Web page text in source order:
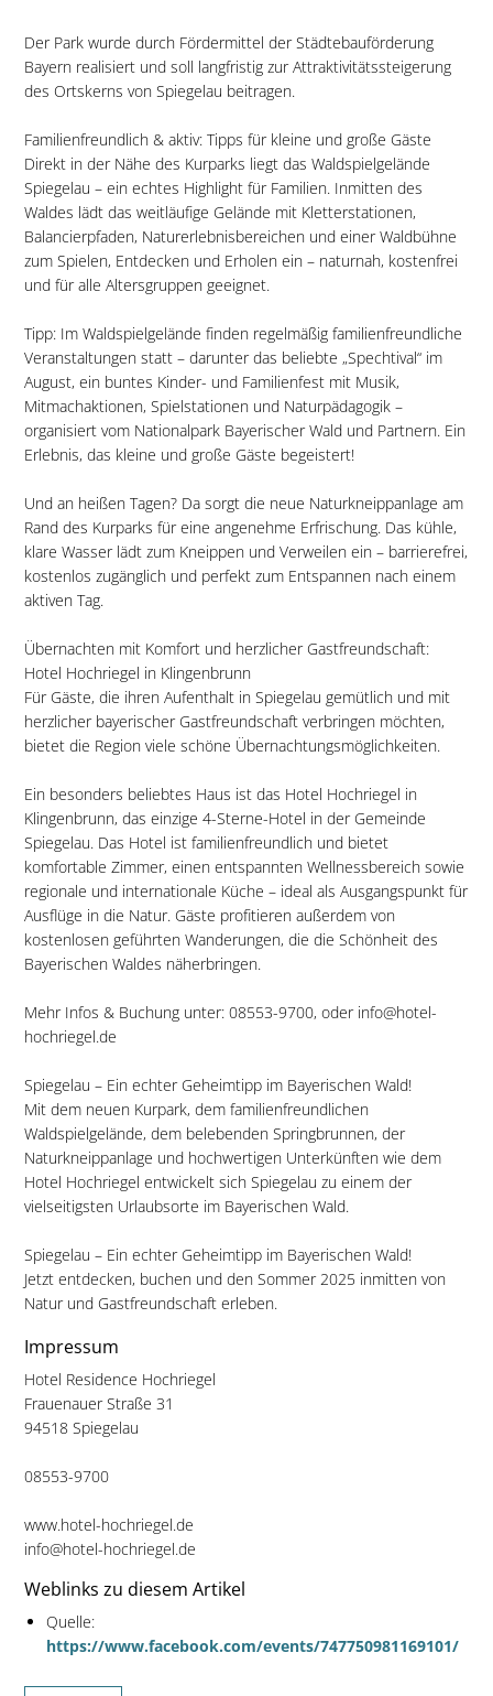
Der Park wurde durch Fördermittel der Städtebauförderung
Bayern realisiert und soll langfristig zur Attraktivitätssteigerung
des Ortskerns von Spiegelau beitragen.
Familienfreundlich & aktiv: Tipps für kleine und große Gäste
Direkt in der Nähe des Kurparks liegt das Waldspielgelände
Spiegelau – ein echtes Highlight für Familien. Inmitten des
Waldes lädt das weitläufige Gelände mit Kletterstationen,
Balancierpfaden, Naturerlebnisbereichen und einer Waldbühne
zum Spielen, Entdecken und Erholen ein – naturnah, kostenfrei
und für alle Altersgruppen geeignet.
Tipp: Im Waldspielgelände finden regelmäßig familienfreundliche
Veranstaltungen statt – darunter das beliebte „Spechtival“ im
August, ein buntes Kinder- und Familienfest mit Musik,
Mitmachaktionen, Spielstationen und Naturpädagogik –
organisiert vom Nationalpark Bayerischer Wald und Partnern. Ein
Erlebnis, das kleine und große Gäste begeistert!
Und an heißen Tagen? Da sorgt die neue Naturkneippanlage am
Rand des Kurparks für eine angenehme Erfrischung. Das kühle,
klare Wasser lädt zum Kneippen und Verweilen ein – barrierefrei,
kostenlos zugänglich und perfekt zum Entspannen nach einem
aktiven Tag.
Übernachten mit Komfort und herzlicher Gastfreundschaft:
Hotel Hochriegel in Klingenbrunn
Für Gäste, die ihren Aufenthalt in Spiegelau gemütlich und mit
herzlicher bayerischer Gastfreundschaft verbringen möchten,
bietet die Region viele schöne Übernachtungsmöglichkeiten.
Ein besonders beliebtes Haus ist das Hotel Hochriegel in
Klingenbrunn, das einzige 4-Sterne-Hotel in der Gemeinde
Spiegelau. Das Hotel ist familienfreundlich und bietet
komfortable Zimmer, einen entspannten Wellnessbereich sowie
regionale und internationale Küche – ideal als Ausgangspunkt für
Ausflüge in die Natur. Gäste profitieren außerdem von
kostenlosen geführten Wanderungen, die die Schönheit des
Bayerischen Waldes näherbringen.
Mehr Infos & Buchung unter: 08553-9700, oder info@hotel-
hochriegel.de
Spiegelau – Ein echter Geheimtipp im Bayerischen Wald!
Mit dem neuen Kurpark, dem familienfreundlichen
Waldspielgelände, dem belebenden Springbrunnen, der
Naturkneippanlage und hochwertigen Unterkünften wie dem
Hotel Hochriegel entwickelt sich Spiegelau zu einem der
vielseitigsten Urlaubsorte im Bayerischen Wald.
Spiegelau – Ein echter Geheimtipp im Bayerischen Wald!
Jetzt entdecken, buchen und den Sommer 2025 inmitten von
Natur und Gastfreundschaft erleben.
Impressum
Hotel Residence Hochriegel
Frauenauer Straße 31
94518 Spiegelau
08553-9700
www.hotel-hochriegel.de
info@hotel-hochriegel.de
Weblinks zu diesem Artikel
Quelle:
https://www.facebook.com/events/747750981169101/